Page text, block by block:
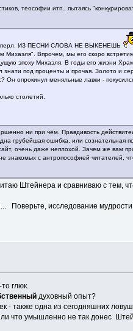
теософии итп., пытаясь
перл. ИЗ ПЕСНИ СЛОВА НЕ ВЫКЕНЕШЬ
Впрочем, мы его скоро встретим
эпоху Михаэля. В годы его жизни
под проценты и прочая. Золото и
опрокинул меняльные лавки -
столетий.
ни при чём. Правдивость
грубейшая ошибка, или сознательная
очень даже неплохой. Зачем же вам
знакомых с антропософией читателей,
Штейнера и сравниваю с тем,
Поверьте, исследование
глюк.
духовный опыт?
- также одна из сегодняшних
что умышленно не так донес